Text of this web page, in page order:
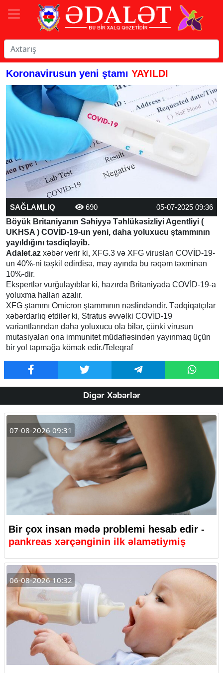
Koronavirusun yeni ştamı YAYILDI
SAĞLAMLIQ 690
05-07-2025 09:36
Böyük Britaniyanın Səhiyyə Təhlükəsizliyi Agentliyi (
UKHSA ) COVİD-19-un yeni, daha yoluxucu ştammının
yayıldığını təsdiqləyib.
Adalet.az xəbər verir ki, XFG.3 və XFG virusları COVİD-19-
un 40%-ni təşkil edirdisə, may ayında bu rəqəm təxminən
10%-dir.
Ekspertlər vurğulayıblar ki, hazırda Britaniyada COVİD-19-a
yoluxma halları azalır.
XFG ştammı Omicron ştammının nəslindəndir. Tədqiqatçılar
xəbərdarlıq etdilər ki, Stratus əvvəlki COVİD-19
variantlarından daha yoluxucu ola bilər, çünki virusun
mutasiyaları ona immunitet müdafiəsindən yayınmaq üçün
bir yol tapmağa kömək edir./Teleqraf
Digər Xəbərlər
07-08-2026 09:31
Bir çox insan mədə problemi hesab edir -
pankreas xərçənginin ilk əlamətiymiş
06-08-2026 10:32